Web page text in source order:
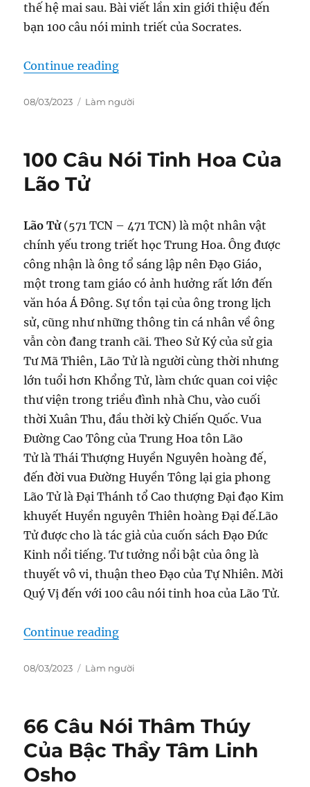
thế hệ mai sau. Bài viết lần xin giới thiệu đến
bạn 100 câu nói minh triết của Socrates.
Continue reading“100 Câu Nói Minh Triết Của
Posted
08/03/2023 Categories
Làm người
100 Câu Nói Tinh Hoa Của
Lão Tử
Lão Tử(571 TCN – 471 TCN) là một nhân vật
chính yếu trong triết học Trung Hoa. Ông được
công nhận là ông tổ sáng lập nên Đạo Giáo,
một trong tam giáo có ảnh hưởng rất lớn đến
văn hóa Á Đông. Sự tồn tại của ông trong lịch
sử, cũng như những thông tin cá nhân về ông
vẫn còn đang tranh cãi. Theo Sử Ký của sử gia
Tư Mã Thiên, Lão Tử là người cùng thời nhưng
lớn tuổi hơn Khổng Tử, làm chức quan coi việc
thư viện trong triều đình nhà Chu, vào cuối
thời Xuân Thu, đầu thời kỳ Chiến Quốc. Vua
Đường Cao Tông của Trung Hoa tôn Lão
Tử là Thái Thượng Huyền Nguyên hoàng đế,
đến đời vua Đường Huyền Tông lại gia phong
Lão Tử là Đại Thánh tổ Cao thượng Đại đạo Kim
khuyết Huyền nguyên Thiên hoàng Đại đế.Lão
Tử được cho là tác giả của cuốn sách Đạo Đức
Kinh nổi tiếng. Tư tưởng nổi bật của ông là
thuyết vô vi, thuận theo Đạo của Tự Nhiên. Mời
Quý Vị đến với 100 câu nói tinh hoa của Lão Tử.
Continue reading“100 Câu Nói Tinh Hoa Của Lão
Posted
08/03/2023 Categories
Làm người
66 Câu Nói Thâm Thúy
Của Bậc Thầy Tâm Linh
Osho